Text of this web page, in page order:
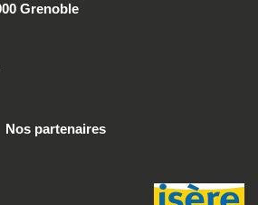
Grenoble
Nos partenaires